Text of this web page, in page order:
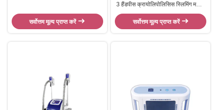
सर्वोत्तम मूल्य प्राप्त करें
3 हैंडपीस क्रायोलिपोलिसिस स्लिमिंग मशीन
वजन घटाने सौंदर्य उपकरण CR02
सर्वोत्तम मूल्य प्राप्त करें